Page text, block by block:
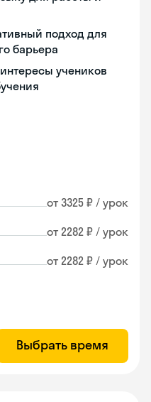
подход для
барьера
учеников
от 3325 ₽ / урок
от 2282 ₽ / урок
от 2282 ₽ / урок
Выбрать время